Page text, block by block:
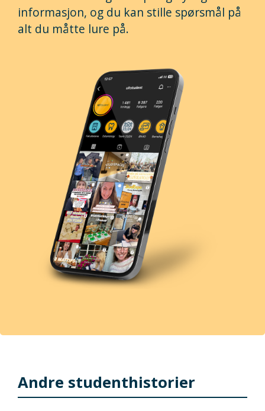
informasjon, og du kan stille spørsmål på
alt du måtte lure på.
Andre studenthistorier